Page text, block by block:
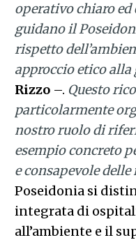
operativo chiaro ed
guidano il
rispetto
approccio etico alla
Rizzo–. Questo
particolarmente
nostro ruolo di
esempio concreto
e consapevole delle
Poseidonia si
integrata di
all’ambiente e il